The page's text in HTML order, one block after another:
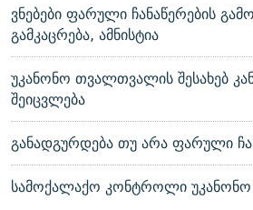
ვნებები ფარული ჩანაწერების
გამკაცრება, ამნისტია
უკანონო თვალთვალის შესახებ
შეიცვლება
განადგურდება თუ არა ფარული
სამოქალაქო კონტროლი უკანონო